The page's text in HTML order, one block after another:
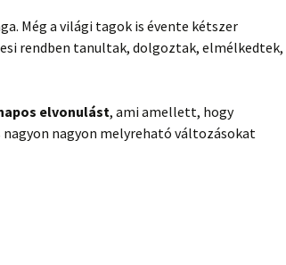
Még a világi tagok is évente kétszer
rendben tanultak, dolgoztak, elmélkedtek,
elvonulást, ami amellett, hogy
nagyon melyreható változásokat